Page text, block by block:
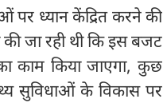
पर ध्यान केंद्रित करने की
जा रही थी कि इस बजट
काम किया जाएगा, कुछ
सुविधाओं के विकास पर